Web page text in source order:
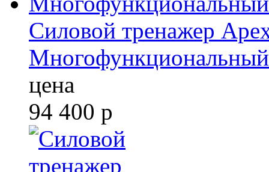
Силовой тренажер
Многофункциональный
цена
94 400 р